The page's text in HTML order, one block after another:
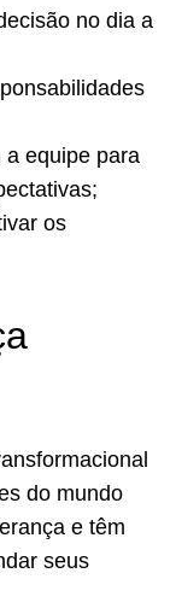
no dia a
a equipe para
os
do mundo
e têm
seus